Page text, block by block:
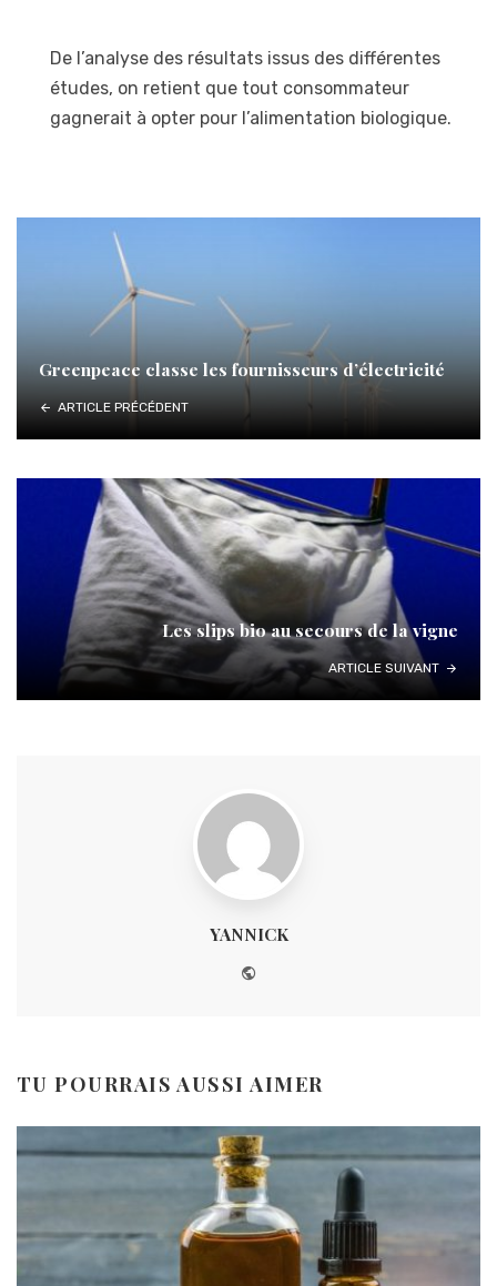
De l’analyse des résultats issus des différentes
études, on retient que tout consommateur
gagnerait à opter pour l’alimentation biologique.
Greenpeace classe les fournisseurs d’électricité
ARTICLE PRÉCÉDENT
Les slips bio au secours de la vigne
ARTICLE SUIVANT
YANNICK
TU POURRAIS AUSSI AIMER